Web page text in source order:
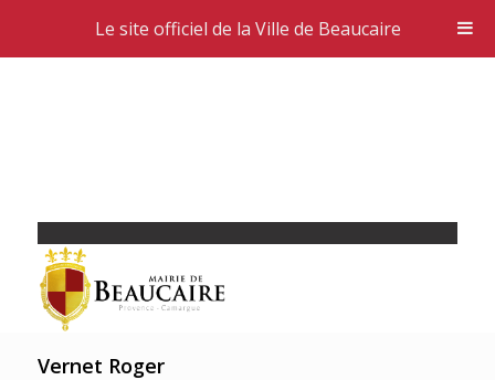
Vernet Roger
Le site officiel de la Ville de Beaucaire